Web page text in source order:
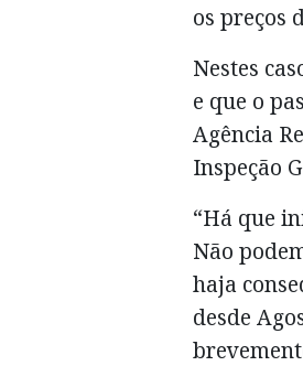
os preços
Nestes
e que o
Agência
Inspeção
“Há que
Não
haja
desde